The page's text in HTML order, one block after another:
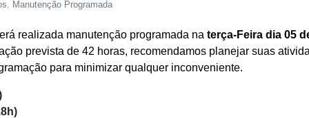
, Manutenção Programada
realizada manutenção programada na terça-Feira dia 05
prevista de 42 horas, recomendamos planejar suas
para minimizar qualquer inconveniente.